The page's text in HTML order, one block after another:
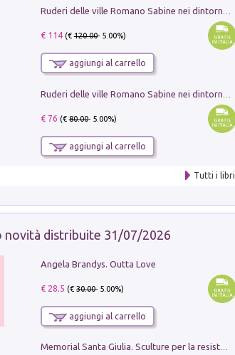
Ruderi delle ville Romano Sabine nei dintorni di Poggio Mirteto. Illustrati dal dott.re prof.re cav.re Ercole Nardi regio ispettore degli scavi e monumenti. Anno 1885. Tavole e studio. Con 25 tavole fuori testo in cartella editoriale
€ 114(€120.00- 5.00%)
aggiungi al carrello
€ 76 (€80.00- 5.00%)
aggiungi al carrello
Tutti i libri
novità distribuite 31/07/2026
Angela Brandys. Outta Love
€ 28.5 (€30.00- 5.00%)
aggiungi al carrello
Memorial Santa Giulia. Sculture per la resistenza Monchio di Palagano